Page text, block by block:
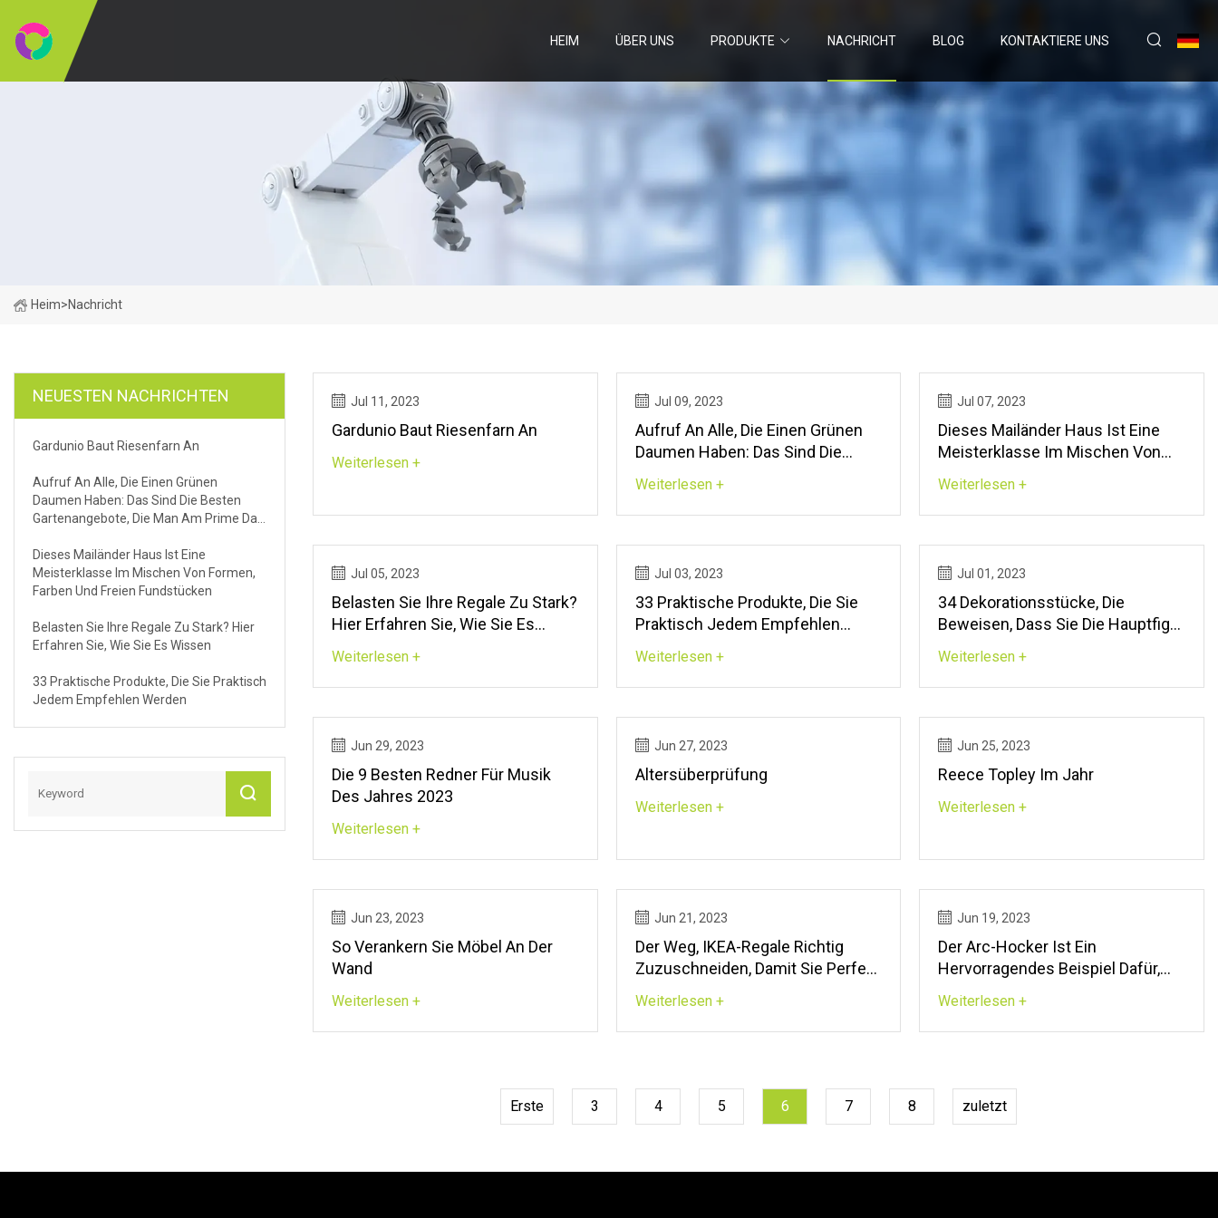
HEIM ÜBER UNS PRODUKTE NACHRICHT BLOG KONTAKTIERE UNS
Heim>Nachricht
NEUESTEN NACHRICHTEN
Gardunio Baut Riesenfarn An
Aufruf An Alle, Die Einen Grünen
Daumen Haben: Das Sind Die Besten
Gartenangebote, Die Man Am Prime Day
Dieses Mailänder Haus Ist Eine
Meisterklasse Im Mischen Von Formen,
Farben Und Freien Fundstücken
Belasten Sie Ihre Regale Zu Stark? Hier
Erfahren Sie, Wie Sie Es Wissen
33 Praktische Produkte, Die Sie Praktisch
Jedem Empfehlen Werden
Jul 11, 2023
Gardunio Baut Riesenfarn An
Weiterlesen +
Jul 09, 2023
Aufruf An Alle, Die Einen Grünen
Daumen Haben: Das Sind Die
Am Prime Day Punkten Kann
Weiterlesen +
Jul 07, 2023
Dieses Mailänder Haus Ist Eine
Meisterklasse Im Mischen Von
Fundstücken
Weiterlesen +
Jul 05, 2023
Belasten Sie Ihre Regale Zu Stark?
Hier Erfahren Sie, Wie Sie Es
Weiterlesen +
Jul 03, 2023
33 Praktische Produkte, Die Sie
Praktisch Jedem Empfehlen
Weiterlesen +
Jul 01, 2023
34 Dekorationsstücke, Die
Beweisen, Dass Sie Die Hauptfigur
Weiterlesen +
Jun 29, 2023
Die 9 Besten Redner Für Musik
Des Jahres 2023
Weiterlesen +
Jun 27, 2023
Altersüberprüfung
Weiterlesen +
Jun 25, 2023
Reece Topley Im Jahr
Weiterlesen +
Jun 23, 2023
So Verankern Sie Möbel An Der
Wand
Weiterlesen +
Jun 21, 2023
Der Weg, IKEA-Regale Richtig
Zuzuschneiden, Damit Sie Perfekt
Weiterlesen +
Jun 19, 2023
Der Arc-Hocker Ist Ein
Hervorragendes Beispiel Dafür,
Möbeldesign Auf Eleganz Und
Einfachheit Trifft
Weiterlesen +
Erste 3 4 5 6 7 8 zuletzt